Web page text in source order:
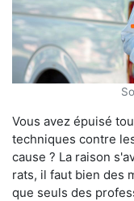
Vous avez épuisé
techniques contre
cause ? La raison
rats, il faut bien des
que seuls des